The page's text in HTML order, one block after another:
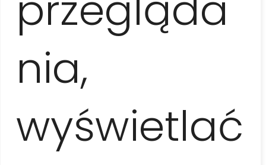
nia,
wyświetlać
LA HABANA COMPLETA